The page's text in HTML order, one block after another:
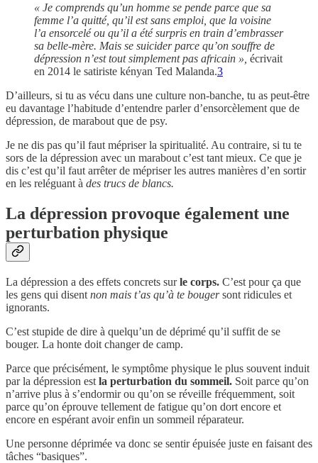
« Je comprends qu’un homme se pende parce que sa
femme l’a quitté, qu’il est sans emploi, que la voisine
l’a ensorcelé ou qu’il a été surpris en train d’embrasser
sa belle-mère. Mais se suicider parce qu’on souffre de
dépression n’est tout simplement pas africain », écrivait
en 2014 le satiriste kényan Ted Malanda.3
D’ailleurs, si tu as vécu dans une culture non-banche, tu as peut-être
eu davantage l’habitude d’entendre parler d’ensorcèlement que de
dépression, de marabout que de psy.
Je ne dis pas qu’il faut mépriser la spiritualité. Au contraire, si tu te
sors de la dépression avec un marabout c’est tant mieux. Ce que je
dis c’est qu’il faut arrêter de mépriser les autres manières d’en sortir
en les reléguant à des trucs de blancs.
La dépression provoque également une
perturbation physique
La dépression a des effets concrets surle corps. C’est pour ça que
les gens qui disent non mais t’as qu’à te bouger sont ridicules et
ignorants.
C’est stupide de dire à quelqu’un de déprimé qu’il suffit de se
bouger. La honte doit changer de camp.
Parce que précisément, le symptôme physique le plus souvent induit
par la dépression est la perturbation du sommeil. Soit parce qu’on
n’arrive plus à s’endormir ou qu’on se réveille fréquemment, soit
parce qu’on éprouve tellement de fatigue qu’on dort encore et
encore en espérant avoir enfin un sommeil réparateur.
Une personne déprimée va donc se sentir épuisée juste en faisant des
tâches “basiques”.